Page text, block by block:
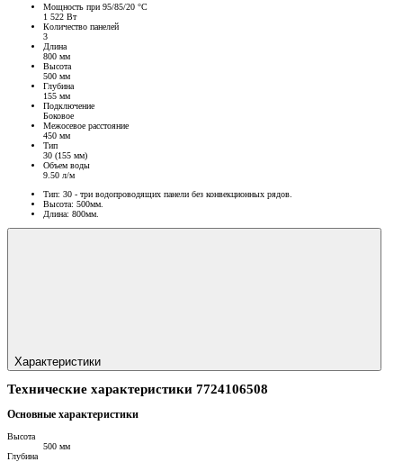
Мощность при 95/85/20 °C
1 522 Вт
Количество панелей
3
Длина
800 мм
Высота
500 мм
Глубина
155 мм
Подключение
Боковое
Межосевое расстояние
450 мм
Тип
30 (155 мм)
Объем воды
9.50 л/м
Тип: 30 - три водопроводящих панели без конвекционных рядов.
Высота: 500мм.
Длина: 800мм.
Характеристики
Технические характеристики 7724106508
Основные характеристики
Высота
500 мм
Глубина